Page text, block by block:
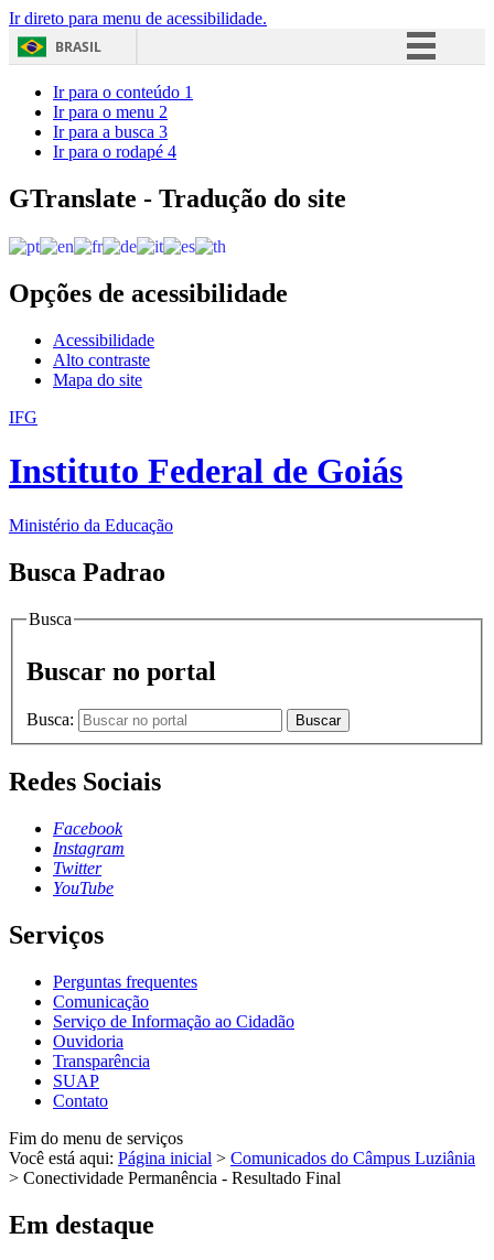
Ir direto para menu de acessibilidade.
BRASIL
Acesso à informação
Ir para o conteúdo 1
Ir para o menu 2
Ir para a busca 3
Ir para o rodapé 4
GTranslate - Tradução do site
Opções de acessibilidade
Acessibilidade
Alto contraste
Mapa do site
IFG
Instituto Federal de Goiás
Ministério da Educação
Busca Padrao
Busca
Buscar no portal
Busca: Buscar
Redes Sociais
Facebook
Instagram
Twitter
YouTube
Serviços
Perguntas frequentes
Comunicação
Serviço de Informação ao Cidadão
Ouvidoria
Transparência
SUAP
Contato
Fim do menu de serviços
Você está aqui: Página inicial > Comunicados do Câmpus Luziânia
> Conectividade Permanência - Resultado Final
Em destaque